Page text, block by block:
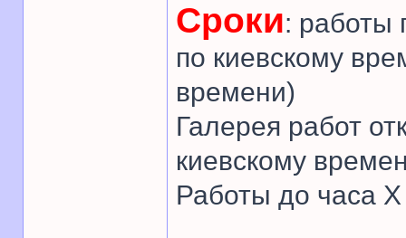
Сроки: работы
по киевскому
времени)
Галерея работ
киевскому
Работы до часа